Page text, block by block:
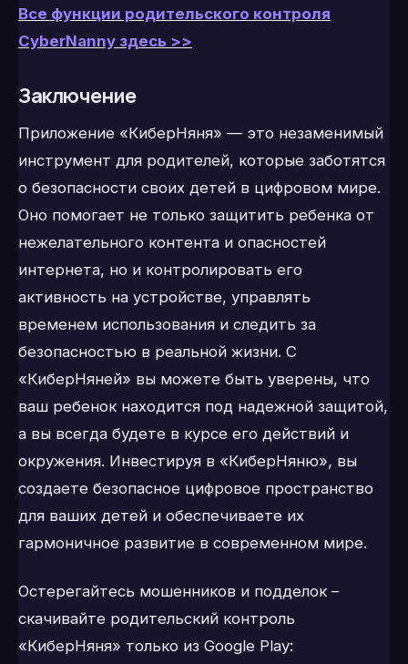
Все функции родительского контроля
CyberNanny здесь >>
Заключение
Приложение «КиберНяня» — это незаменимый
инструмент для родителей, которые заботятся
о безопасности своих детей в цифровом мире.
Оно помогает не только защитить ребенка от
нежелательного контента и опасностей
интернета, но и контролировать его
активность на устройстве, управлять
временем использования и следить за
безопасностью в реальной жизни. С
«КиберНяней» вы можете быть уверены, что
ваш ребенок находится под надежной защитой,
а вы всегда будете в курсе его действий и
окружения. Инвестируя в «КиберНяню», вы
создаете безопасное цифровое пространство
для ваших детей и обеспечиваете их
гармоничное развитие в современном мире.
Остерегайтесь мошенников и подделок –
скачивайте родительский контроль
«КиберНяня» только из Google Play: